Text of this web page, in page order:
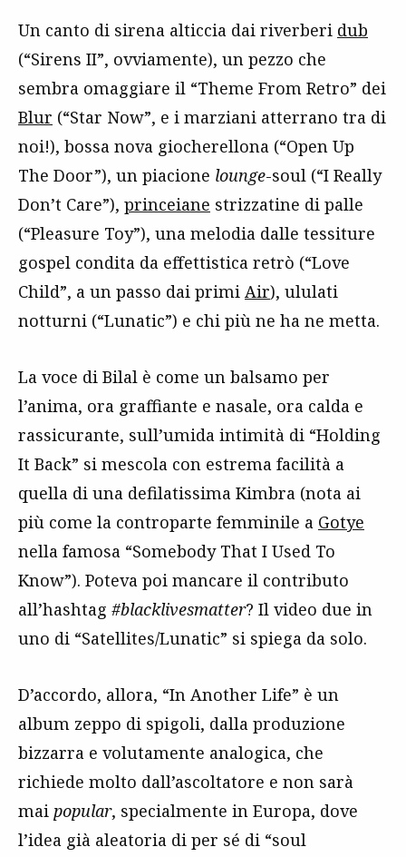
Un canto di sirena alticcia dai riverberi dub
(“Sirens II”, ovviamente), un pezzo che
sembra omaggiare il “Theme From Retro” dei
Blur (“Star Now”, e i marziani atterrano tra di
noi!), bossa nova giocherellona (“Open Up
The Door”), un piacione lounge-soul (“I Really
Don’t Care”), princeiane strizzatine di palle
(“Pleasure Toy”), una melodia dalle tessiture
gospel condita da effettistica retrò (“Love
Child”, a un passo dai primi Air), ululati
notturni (“Lunatic”) e chi più ne ha ne metta.
La voce di Bilal è come un balsamo per
l’anima, ora graffiante e nasale, ora calda e
rassicurante, sull’umida intimità di “Holding
It Back” si mescola con estrema facilità a
quella di una defilatissima Kimbra (nota ai
più come la controparte femminile a Gotye
nella famosa “Somebody That I Used To
Know”). Poteva poi mancare il contributo
all’hashtag #blacklivesmatter? Il video due in
uno di “Satellites/Lunatic” si spiega da solo.
D’accordo, allora, “In Another Life” è un
album zeppo di spigoli, dalla produzione
bizzarra e volutamente analogica, che
richiede molto dall’ascoltatore e non sarà
mai popular, specialmente in Europa, dove
l’idea già aleatoria di per sé di “soul